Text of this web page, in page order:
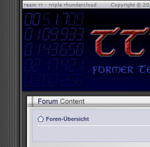
Foren-Übersicht